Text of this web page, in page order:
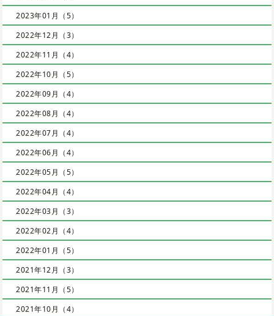
2023年01月（5）
2022年12月（3）
2022年11月（4）
2022年10月（5）
2022年09月（4）
2022年08月（4）
2022年07月（4）
2022年06月（4）
2022年05月（5）
2022年04月（4）
2022年03月（3）
2022年02月（4）
2022年01月（5）
2021年12月（3）
2021年11月（5）
2021年10月（4）